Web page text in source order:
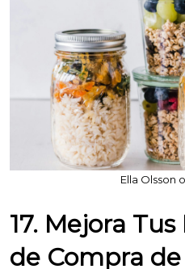
Ella Olsson
17. Mejora
de Compra